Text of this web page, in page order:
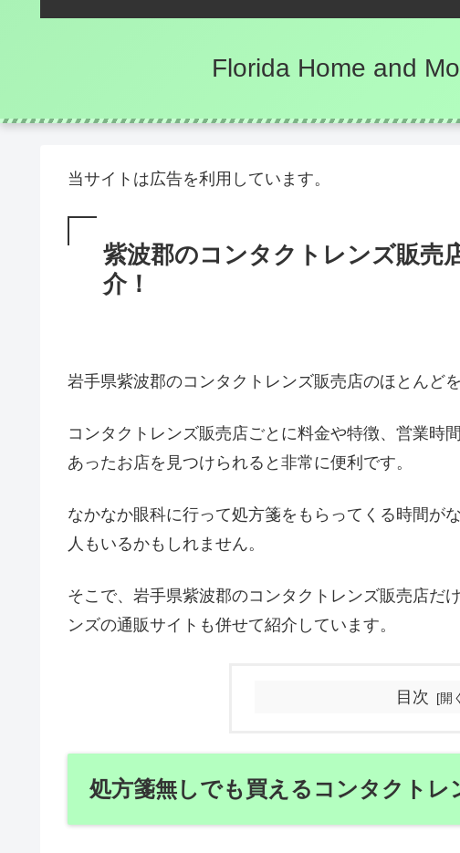
Florida Home and
当サイトは広告を利用しています。
紫波郡のコンタクトレンズ販売
介！
岩手県紫波郡のコンタクトレンズ販売店のほとんど
コンタクトレンズ販売店ごとに料金や特徴、営業時
あったお店を見つけられると非常に便利です。
なかなか眼科に行って処方箋をもらってくる時間が
人もいるかもしれません。
そこで、岩手県紫波郡のコンタクトレンズ販売店だ
ンズの通販サイトも併せて紹介しています。
目次
処方箋無しでも買えるコンタクトレ